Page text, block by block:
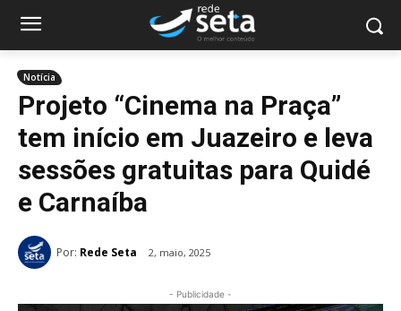
Notícia
Projeto “Cinema na Praça”
tem início em Juazeiro e leva
sessões gratuitas para Quidé
e Carnaíba
Por: Rede Seta 2, maio, 2025
- Publicidade -